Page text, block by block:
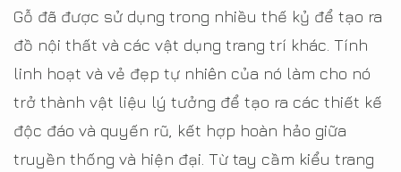
Gỗ đã được sử dụng trong nhiều thế kỷ để tạo ra
đồ nội thất và các vật dụng trang trí khác. Tính
linh hoạt và vẻ đẹp tự nhiên của nó làm cho nó
trở thành vật liệu lý tưởng để tạo ra các thiết kế
độc đáo và quyến rũ, kết hợp hoàn hảo giữa
truyền thống và hiện đại. Từ tay cầm kiểu trang